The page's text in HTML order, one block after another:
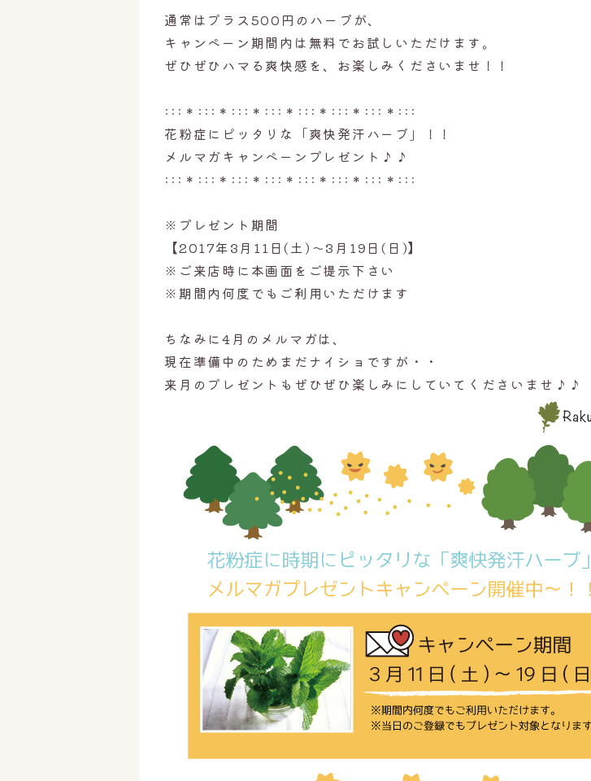
通常はプラス500円のハーブが、
キャンペーン期間内は無料でお試しいただけます。
ぜひぜひハマる爽快感を、お楽しみくださいませ！！
:::＊:::＊:::＊:::＊:::＊:::＊:::＊:::
花粉症にピッタリな「爽快発汗ハーブ」！！
メルマガキャンペーンプレゼント♪♪
:::＊:::＊:::＊:::＊:::＊:::＊:::＊:::
※プレゼント期間
【2017年3月11日(土)〜3月19日(日)】
※ご来店時に本画面をご提示下さい
※期間内何度でもご利用いただけます
ちなみに4月のメルマガは、
現在準備中のためまだナイショですが・・
来月のプレゼントもぜひぜひ楽しみにしていてくださいませ♪♪